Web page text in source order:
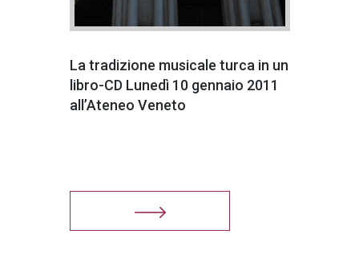
La tradizione musicale turca in un
libro-CD Lunedì 10 gennaio 2011
all’Ateneo Veneto